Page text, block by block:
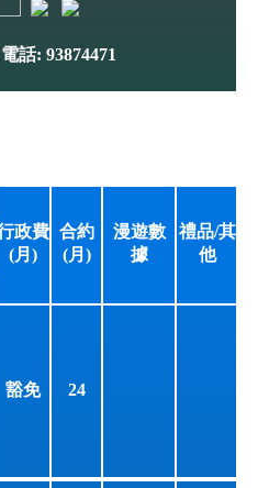
政費
(月)
合約
(月)
漫遊數
據
禮品/其
他
豁免 24